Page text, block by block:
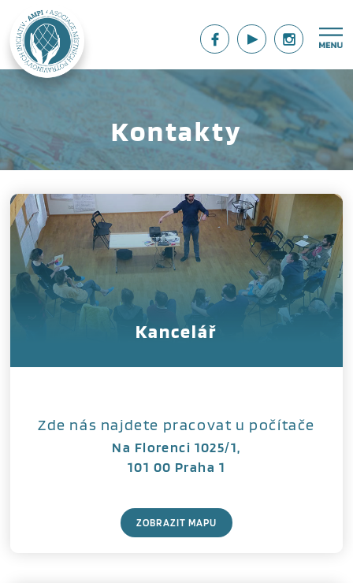
Kontakty
Kancelář
Zde nás najdete pracovat u počítače
Na Florenci 1025/1,
101 00 Praha 1
ZOBRAZIT MAPU